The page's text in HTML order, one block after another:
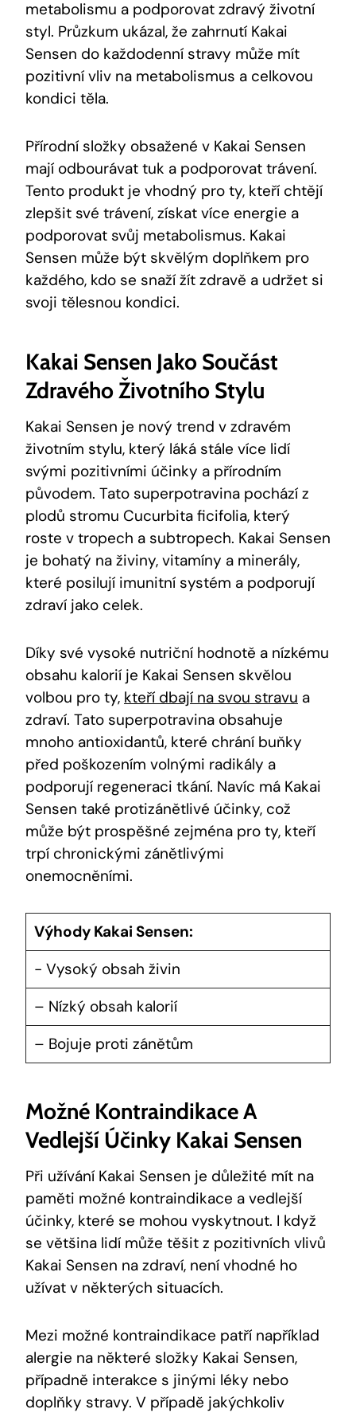
metabolismu‍ a​ podporovat zdravý⁢ životní
styl. Průzkum ukázal,‍ že zahrnutí ​Kakai
⁤Sensen ⁣do každodenní stravy‌ může mít
pozitivní⁣ vliv na metabolismus a celkovou
kondici⁣ těla.
Přírodní složky obsažené v ⁤Kakai⁣ Sensen
mají odbourávat tuk a‌ podporovat trávení.
Tento produkt je vhodný pro ‌ty, kteří chtějí
⁣zlepšit své trávení, získat‍ více energie a
podporovat svůj metabolismus. Kakai
Sensen může být ​skvělým doplňkem pro
⁢každého, kdo se snaží žít zdravě​ a ⁤udržet ⁣si‍
svoji tělesnou kondici.
Kakai ⁢Sensen ⁤jako⁤ Součást
Zdravého Životního ⁣stylu
Kakai Sensen je nový ‌trend v zdravém
životním ⁤stylu, který láká stále více lidí
⁢svými pozitivními účinky a přírodním
původem. Tato superpotravina pochází z
‍plodů‍ stromu​ Cucurbita ficifolia, který​
roste v tropech a​ subtropech. Kakai Sensen
je bohatý na živiny,‍ vitamíny a minerály,‌
které posilují imunitní ​systém a ‌podporují
zdraví jako ⁤celek.
Díky své vysoké⁢ nutriční⁣ hodnotě a nízkému
⁣obsahu kalorií‌ je Kakai Sensen skvělou
volbou​ pro ty, kteří dbají na svou stravu a
⁣zdraví. Tato superpotravina ⁤obsahuje
mnoho antioxidantů, které chrání buňky⁣
před⁤ poškozením volnými radikály a
podporují ⁣regeneraci tkání. Navíc má Kakai
Sensen‍ také protizánětlivé účinky, což​
může ⁣být⁢ prospěšné zejména pro ty, kteří
trpí chronickými‌ zánětlivými
onemocněními.
Výhody Kakai ‌Sensen:
-​ Vysoký obsah‌ živin
– Nízký obsah kalorií
– Bojuje proti zánětům
Možné Kontraindikace​ A
Vedlejší Účinky ⁣Kakai Sensen
Při užívání ⁢Kakai Sensen je důležité mít na
paměti ‍možné kontraindikace a vedlejší
účinky, ‌které se mohou vyskytnout. I ‍když
se většina ‌lidí​ může těšit z pozitivních vlivů
Kakai Sensen⁣ na⁢ zdraví, není vhodné ho‌
užívat v některých situacích.
Mezi ‌možné kontraindikace patří například
alergie na některé složky Kakai Sensen,
případně interakce⁢ s ⁢jinými léky ‌nebo
doplňky ‍stravy. V ⁣případě⁢ jakýchkoliv